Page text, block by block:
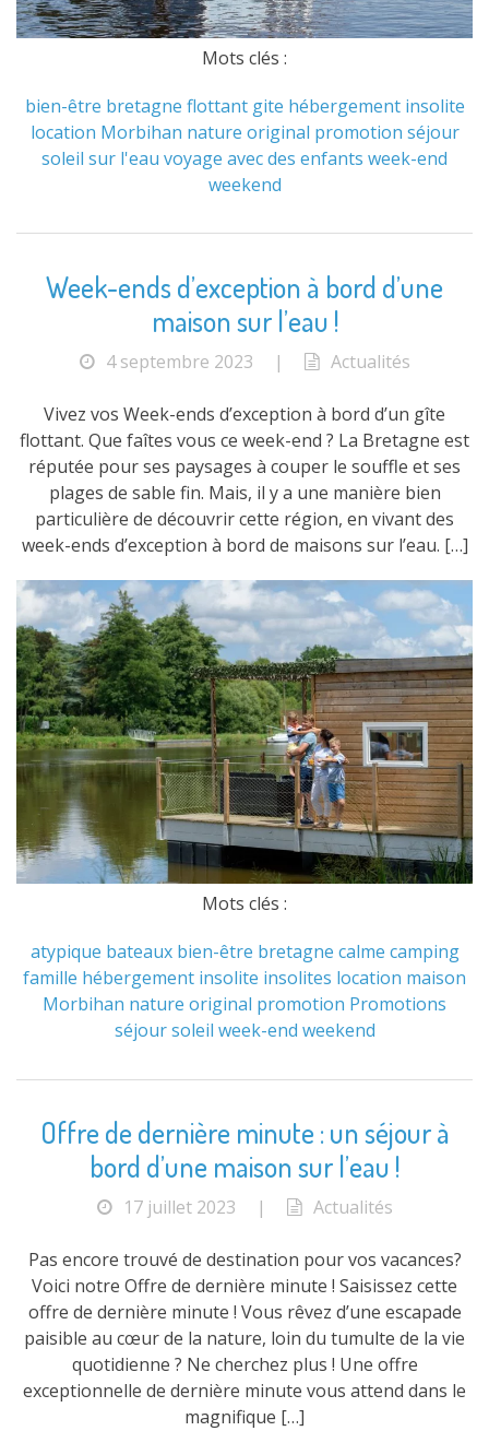
Mots clés :
bien-être bretagne flottant gite hébergement insolite
location Morbihan nature original promotion séjour
soleil sur l'eau voyage avec des enfants week-end
weekend
Week-ends d’exception à bord d’une
maison sur l’eau !
4 septembre 2023 | Actualités
Vivez vos Week-ends d’exception à bord d’un gîte
flottant. Que faîtes vous ce week-end ? La Bretagne est
réputée pour ses paysages à couper le souffle et ses
plages de sable fin. Mais, il y a une manière bien
particulière de découvrir cette région, en vivant des
week-ends d’exception à bord de maisons sur l’eau. […]
Mots clés :
atypique bateaux bien-être bretagne calme camping
famille hébergement insolite insolites location maison
Morbihan nature original promotion Promotions
séjour soleil week-end weekend
Offre de dernière minute : un séjour à
bord d’une maison sur l’eau !
17 juillet 2023 | Actualités
Pas encore trouvé de destination pour vos vacances?
Voici notre Offre de dernière minute ! Saisissez cette
offre de dernière minute ! Vous rêvez d’une escapade
paisible au cœur de la nature, loin du tumulte de la vie
quotidienne ? Ne cherchez plus ! Une offre
exceptionnelle de dernière minute vous attend dans le
magnifique […]